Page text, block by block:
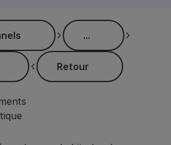
...
...
Retour
Retour